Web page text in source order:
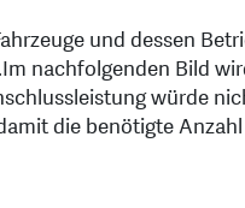
und dessen
Im nachfolgenden Bild
würde
die benötigte